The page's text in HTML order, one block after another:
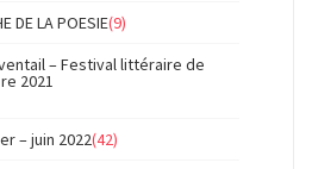
DE LA POESIE(9)
– Festival littéraire de
2021
– juin 2022(42)